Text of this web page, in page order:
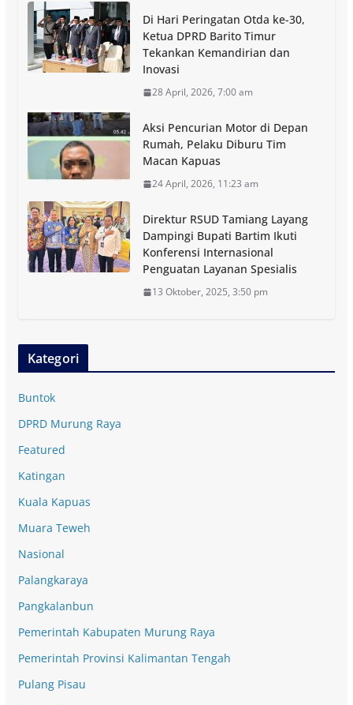
Di Hari Peringatan Otda ke-30,
Ketua DPRD Barito Timur
Tekankan Kemandirian dan
Inovasi
28 April, 2026, 7:00 am
Aksi Pencurian Motor di Depan
Rumah, Pelaku Diburu Tim
Macan Kapuas
24 April, 2026, 11:23 am
Direktur RSUD Tamiang Layang
Dampingi Bupati Bartim Ikuti
Konferensi Internasional
Penguatan Layanan Spesialis
13 Oktober, 2025, 3:50 pm
Kategori
Buntok
DPRD Murung Raya
Featured
Katingan
Kuala Kapuas
Muara Teweh
Nasional
Palangkaraya
Pangkalanbun
Pemerintah Kabupaten Murung Raya
Pemerintah Provinsi Kalimantan Tengah
Pulang Pisau